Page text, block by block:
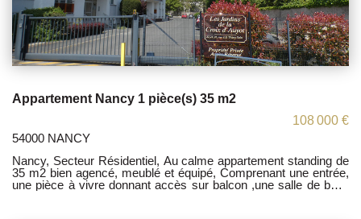
Appartement Nancy 1 pièce(s) 35 m2
108 000 €
54000 NANCY
Nancy, Secteur Résidentiel, Au calme appartement standing de
35 m2 bien agencé, meublé et équipé, Comprenant une entrée,
une pièce à vivre donnant accès sur balcon ,une salle de bain,